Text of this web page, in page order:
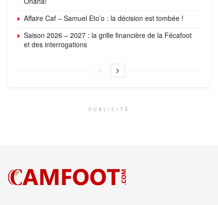
Affaire Caf – Samuel Eto’o : la décision est tombée !
Saison 2026 – 2027 : la grille financière de la Fécafoot
et des interrogations
PUBLICITÉ